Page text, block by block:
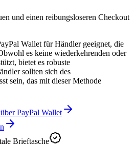
und einen reibungsloseren Checkout
Wallet für Händler geeignet, die
es keine wiederkehrenden oder
bietet es robuste
sollten sich des
sein, das mit dieser Methode
PayPal Wallet
Brieftasche